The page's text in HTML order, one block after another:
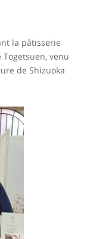
la pâtisserie
venu
de Shizuoka